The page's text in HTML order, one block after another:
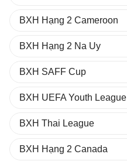
BXH Hạng 2 Cameroon
BXH Hạng 2 Na Uy
BXH SAFF Cup
BXH UEFA Youth League
BXH Thai League
BXH Hạng 2 Canada